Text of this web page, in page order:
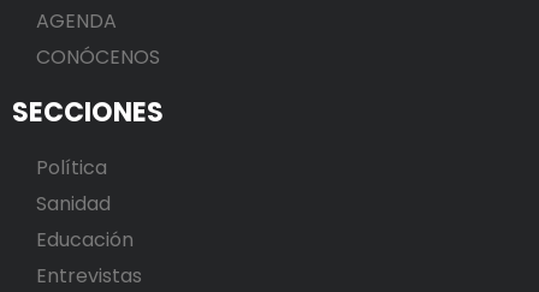
AGENDA
CONÓCENOS
SECCIONES
Política
Sanidad
Educación
Entrevistas